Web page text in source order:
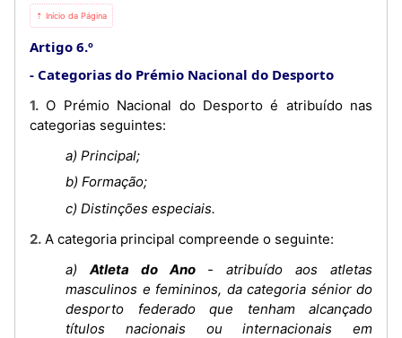
⇡ Início da Página
Artigo 6.º
Categorias do Prémio Nacional do Desporto
1. O Prémio Nacional do Desporto é atribuído nas
categorias seguintes:
a) Principal;
b) Formação;
c) Distinções especiais.
2. A categoria principal compreende o seguinte:
a) Atleta do Ano- atribuído aos atletas
masculinos e femininos, da categoria sénior do
desporto federado que tenham alcançado
títulos nacionais ou internacionais em